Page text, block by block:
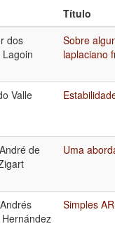
Título
dos
Sobre
laplaciano
Valle
de
Uma
Simples